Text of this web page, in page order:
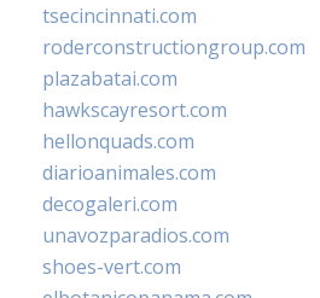
tsecincinnati.com
roderconstructiongroup.com
plazabatai.com
hawkscayresort.com
hellonquads.com
diarioanimales.com
decogaleri.com
unavozparadios.com
shoes-vert.com